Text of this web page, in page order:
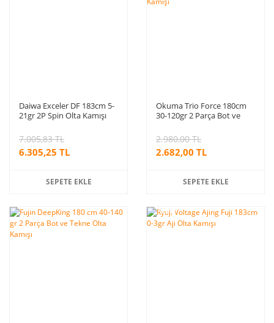
Daiwa Exceler DF 183cm 5-
21gr 2P Spin Olta Kamışı
6.305,25 TL
7.005,83 TL
SEPETE EKLE
Okuma Trio Force 180cm
30-120gr 2 Parça Bot ve
2.682,00 TL
2.980,00 TL
SEPETE EKLE
%10
indirim